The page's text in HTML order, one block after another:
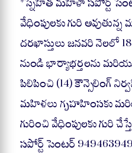
వేధింపులకు గురి
దరఖాస్తులు జనవరి నెలలో
నుండి భార్యాభర్తలను
పిలిపించి (14) కౌన్సెలింగ్
మహిళలు గృహహింసకు
గురించి వేధింపులకు
సపోర్ట్ సెంటర్